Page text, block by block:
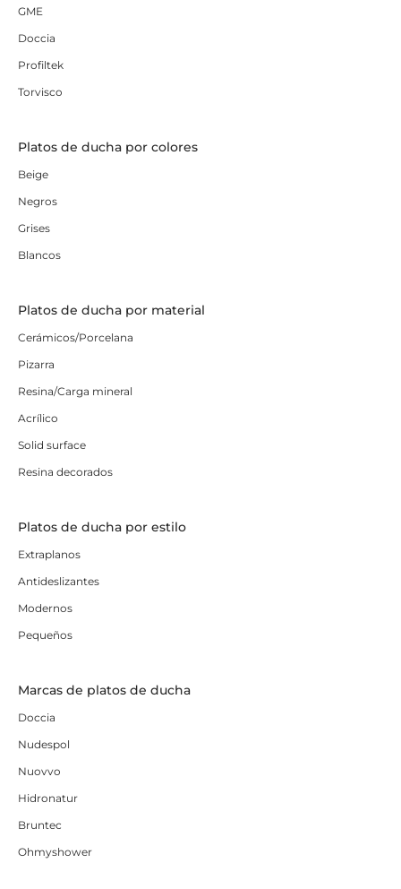
GME
Doccia
Profiltek
Torvisco
Platos de ducha por colores
Beige
Negros
Grises
Blancos
Platos de ducha por material
Cerámicos/Porcelana
Pizarra
Resina/Carga mineral
Acrílico
Solid surface
Resina decorados
Platos de ducha por estilo
Extraplanos
Antideslizantes
Modernos
Pequeños
Marcas de platos de ducha
Doccia
Nudespol
Nuovvo
Hidronatur
Bruntec
Ohmyshower